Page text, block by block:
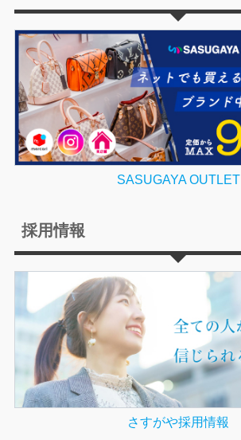
SASUGAYA OUTLET
採用情報
さすがや採用情報